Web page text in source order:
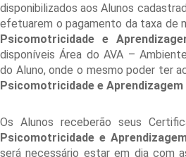
disponibilizados aos Alunos
efetuarem o pagamento da taxa de
Psicomotricidade e
disponíveis Área do AVA –
do Aluno, onde o mesmo poder ter
Psicomotricidade e Aprendizagem
Os Alunos receberão seus
Psicomotricidade e
será necessário estar em dia com